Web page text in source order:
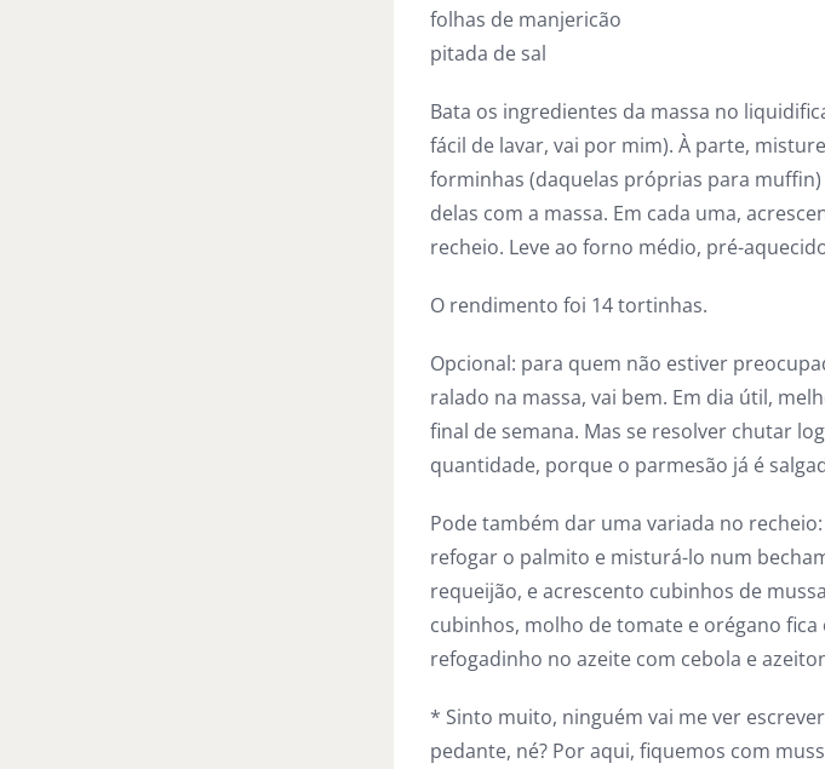
folhas de manjericão
pitada de sal
Bata os ingredientes da massa no
fácil de lavar, vai por mim). À parte,
forminhas (daquelas próprias para
delas com a massa. Em cada uma,
recheio. Leve ao forno médio, pré-
O rendimento foi 14 tortinhas.
Opcional: para quem não estiver
ralado na massa, vai bem. Em dia útil,
final de semana. Mas se resolver chutar
quantidade, porque o parmesão já é
Pode também dar uma variada no
refogar o palmito e misturá-lo num
requeijão, e acrescento cubinhos de
cubinhos, molho de tomate e orégano
refogadinho no azeite com cebola e
* Sinto muito, ninguém vai me ver
pedante, né? Por aqui, fiquemos com